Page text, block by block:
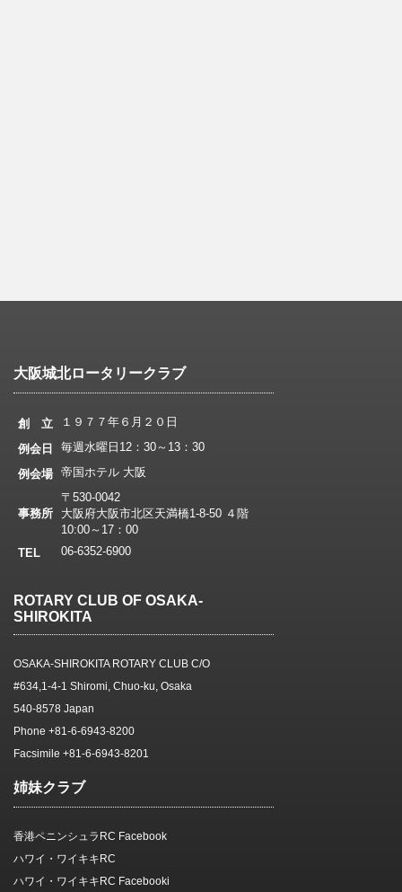
大阪城北ロータリークラブ
創 立
１９７７年６月２０日
例会日
毎週水曜日12：30～13：30
例会場 帝国ホテル 大阪
事務所
〒530-0042
大阪府大阪市北区天満橋1-8-50 ４階
10:00～17：00
TEL
06-6352-6900
ROTARY CLUB OF OSAKA-
SHIROKITA
OSAKA-SHIROKITA ROTARY CLUB C/O
#634,1-4-1 Shiromi, Chuo-ku, Osaka
540-8578 Japan
Phone +81-6-6943-8200
Facsimile +81-6-6943-8201
姉妹クラブ
香港ペニンシュラRC Facebook
ハワイ・ワイキキRC
ハワイ・ワイキキRC Facebooki